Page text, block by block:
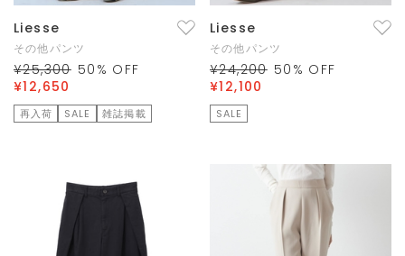
Liesse
その他パンツ
¥25,300 50 % OFF
¥12,650
再入荷 SALE 雑誌掲載
Liesse
その他パンツ
¥24,200 50 % OFF
¥12,100
SALE